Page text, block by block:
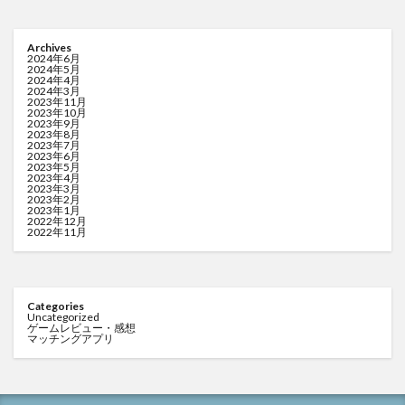
Archives
2024年6月
2024年5月
2024年4月
2024年3月
2023年11月
2023年10月
2023年9月
2023年8月
2023年7月
2023年6月
2023年5月
2023年4月
2023年3月
2023年2月
2023年1月
2022年12月
2022年11月
Categories
Uncategorized
ゲームレビュー・感想
マッチングアプリ